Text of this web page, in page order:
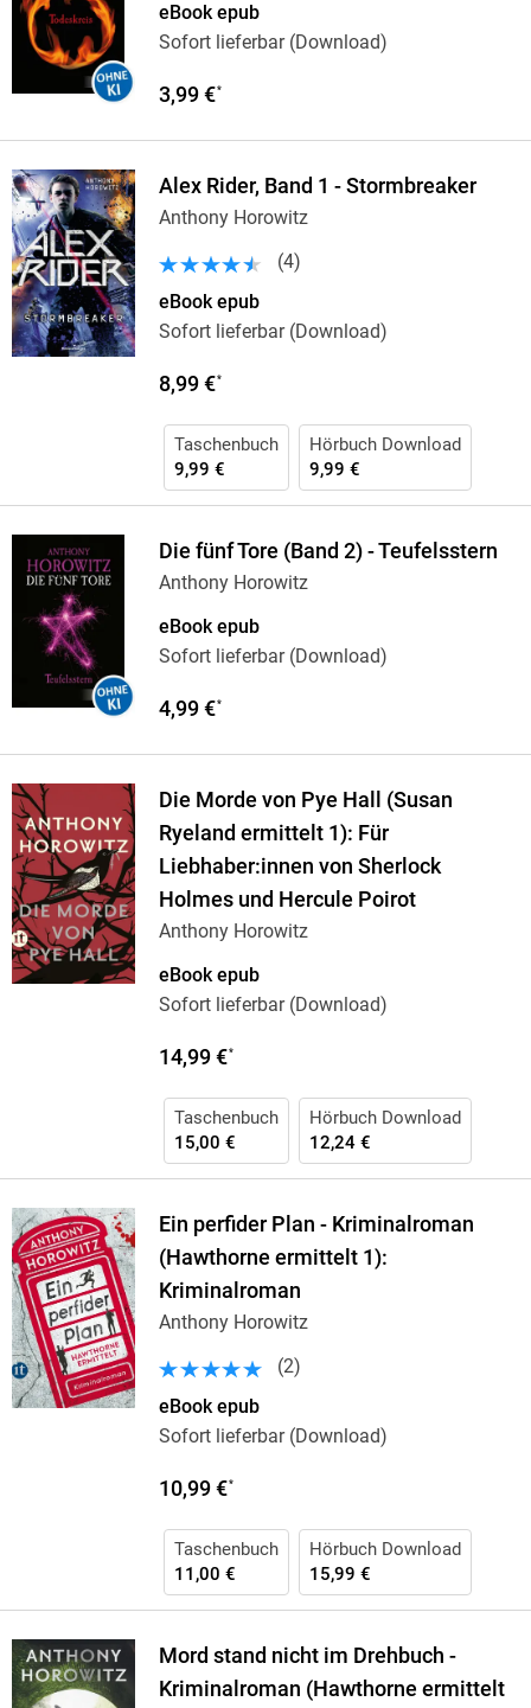
eBook epub
Sofort lieferbar (Download)
3,99 €*
Alex Rider, Band 1 - Stormbreaker
Anthony Horowitz
(4)
eBook epub
Sofort lieferbar (Download)
8,99 €*
Taschenbuch
9,99 €
Hörbuch Download
9,99 €
Die fünf Tore (Band 2) - Teufelsstern
Anthony Horowitz
eBook epub
Sofort lieferbar (Download)
4,99 €*
Die Morde von Pye Hall (Susan
Ryeland ermittelt 1): Für
Liebhaber:innen von Sherlock
Holmes und Hercule Poirot
Anthony Horowitz
eBook epub
Sofort lieferbar (Download)
14,99 €*
Taschenbuch
15,00 €
Hörbuch Download
12,24 €
Ein perfider Plan - Kriminalroman
(Hawthorne ermittelt 1):
Kriminalroman
Anthony Horowitz
(2)
eBook epub
Sofort lieferbar (Download)
10,99 €*
Taschenbuch
11,00 €
Hörbuch Download
15,99 €
Mord stand nicht im Drehbuch -
Kriminalroman (Hawthorne ermittelt